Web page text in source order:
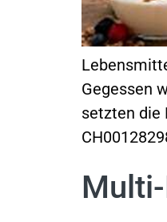
Gegessen
setzten die